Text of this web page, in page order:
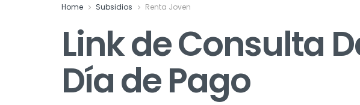
Home Subsidios Renta Joven
Link de Consulta
Día de Pago